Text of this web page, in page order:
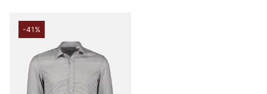
men de samarbejder også med branchens bedste
leverandører, som de udvikler unikke modekollektioner
sammen med. Velklædt mode er helt enkelt Tiger of
Swedens signatur.
Gennem årene er produktsortimentet blevet bredere,
og særligt udvalget til mænd. I dag kan du finde både
-41%